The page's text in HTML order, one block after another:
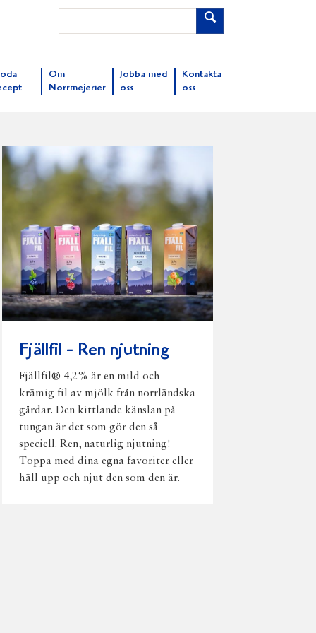
Om
Norrmejerier
Jobba med
oss
Kontakta
oss
Fjällfil - Ren njutning
Fjällfil® 4,2% är en mild och
krämig fil av mjölk från norrländska
gårdar. Den kittlande känslan på
tungan är det som gör den så
speciell. Ren, naturlig njutning!
Toppa med dina egna favoriter eller
häll upp och njut den som den är.